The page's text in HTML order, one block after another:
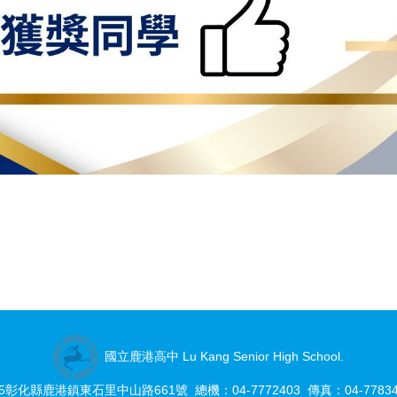
國立鹿港高中 Lu Kang Senior High School.
彰化縣鹿港鎮東石里中山路661號 總機：04-7772403 傳真：04-